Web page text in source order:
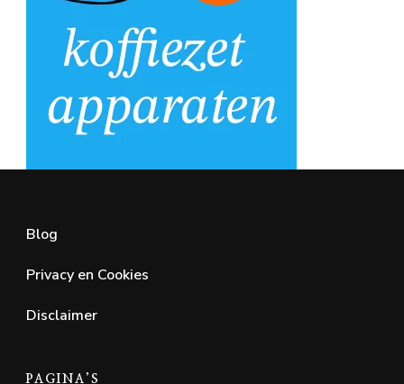
Blog
Privacy en Cookies
Disclaimer
PAGINA’S